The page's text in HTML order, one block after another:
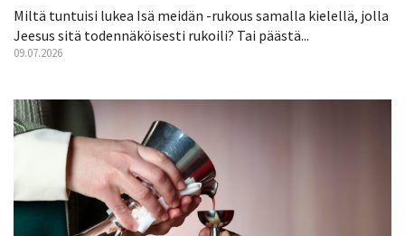
Miltä tuntuisi lukea Isä meidän -rukous samalla kielellä, jolla
Jeesus sitä todennäköisesti rukoili? Tai päästä...
09.07.2026